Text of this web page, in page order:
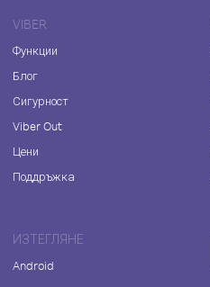
VIBER
Функции
Блог
Сигурност
Viber Out
Цени
Поддръжка
ИЗТЕГЛЯНЕ
Android